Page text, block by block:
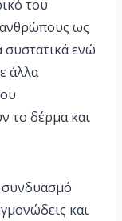
του
ως
συστατικά ενώ
άλλα
το δέρμα και
συνδυασμό
και